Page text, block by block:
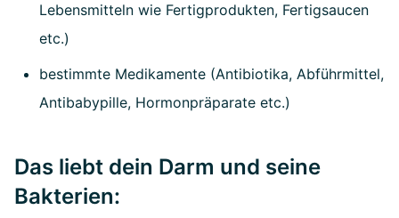
Lebensmitteln wie Fertigprodukten, Fertigsaucen
etc.)
bestimmte Medikamente (Antibiotika, Abführmittel,
Antibabypille, Hormonpräparate etc.)
Das liebt dein Darm und seine
Bakterien: